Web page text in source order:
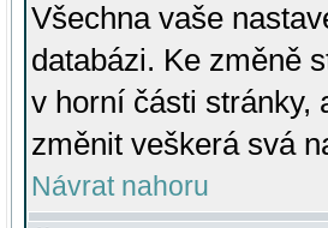
Všechna vaše
databázi. Ke změně
v horní části stránky,
změnit veškerá svá
Návrat nahoru